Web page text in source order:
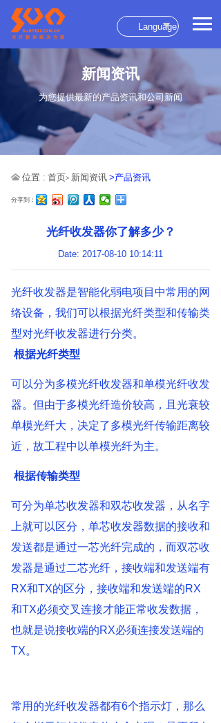
Language
新闻资讯
为您提供最新的产品资讯和公司新闻
位置 : 首页> 新闻资讯 >产品资讯
分享到：
光纤收发器你了解多少？
Date: 2017-08-10 10:14:11
光纤收发器是智能化弱电项目中常用的网
络设备，我们可以根据光纤类型和传输类
型对光纤收发器进行分类。
根据光纤类型
可以分为多模光纤收发器和单模光纤收发
器。但由于多模光纤造价较高，且光衰较
单模光纤大，决定了多模光纤传输距离较
近，故工程中以单模光纤为主。
根据传输类型
可分为单芯收发器和双芯收发器，从名字
上就可以区分，单芯收发器数据的接收和
发送都是通过一芯光纤完成的，而双芯收
发器是通过二芯光纤，接收端和发送端有
RX和TX的区分，接收端和发送端的RX
和TX必须交叉连接才能正常收发数据，
也就是说接收端的RX必须连接发送端的
TX。
常用的光纤收发器都有6个指示灯，那么